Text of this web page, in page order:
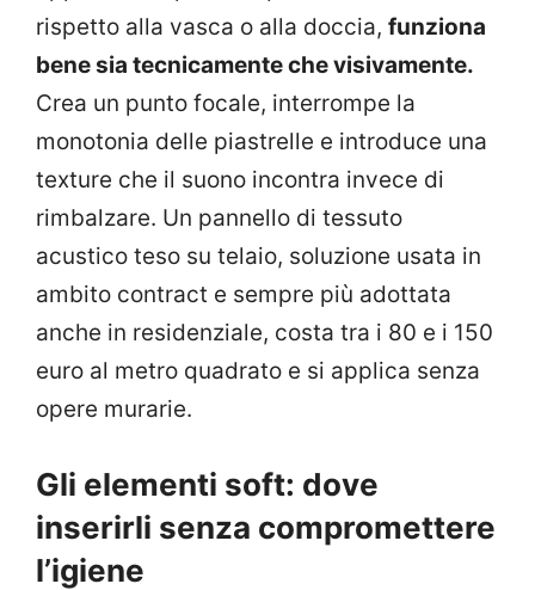
rispetto alla vasca o alla doccia, funziona
bene sia tecnicamente che visivamente.
Crea un punto focale, interrompe la
monotonia delle piastrelle e introduce una
texture che il suono incontra invece di
rimbalzare. Un pannello di tessuto
acustico teso su telaio, soluzione usata in
ambito contract e sempre più adottata
anche in residenziale, costa tra i 80 e i 150
euro al metro quadrato e si applica senza
opere murarie.
Gli elementi soft: dove
inserirli senza compromettere
l’igiene